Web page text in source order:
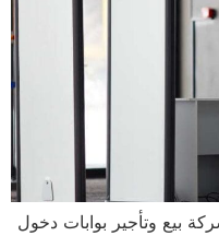
بيع وتأجير بوابات دخول